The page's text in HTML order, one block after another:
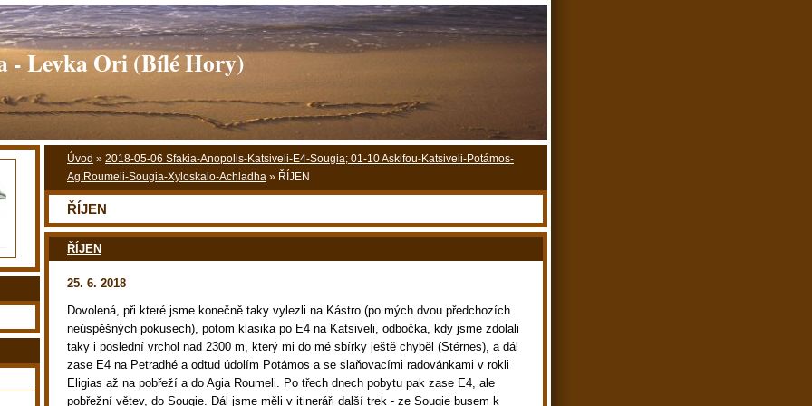
- Levka Ori (Bílé Hory)
Úvod » 2018-05-06 Sfakia-Anopolis-Katsiveli-E4-Sougia; 01-10 Askifou-Katsiveli-Potámos-
Ag.Roumeli-Sougia-Xyloskalo-Achladha » ŘÍJEN
ŘÍJEN
ŘÍJEN
25. 6. 2018
Dovolená, při které jsme konečně taky vylezli na Kástro (po mých dvou předchozích
neúspěšných pokusech), potom klasika po E4 na Katsiveli, odbočka, kdy jsme zdolali
taky i poslední vrchol nad 2300 m, který mi do mé sbírky ještě chyběl (Stérnes), a dál
zase E4 na Petradhé a odtud údolím Potámos a se slaňovacími radovánkami v rokli
Eligias až na pobřeží a do Agia Roumeli. Po třech dnech pobytu pak zase E4, ale
pobřežní větev, do Sougie. Dál jsme měli v itineráři další trek - ze Sougie busem k